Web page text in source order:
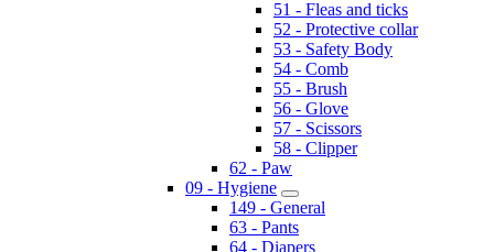
51 - Fleas and ticks
52 - Protective collar
53 - Safety Body
54 - Comb
55 - Brush
56 - Glove
57 - Scissors
58 - Clipper
62 - Paw
09 - Hygiene
149 - General
63 - Pants
64 - Diapers